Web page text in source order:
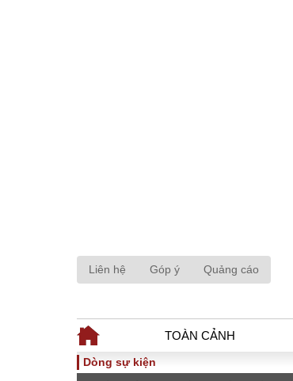
Liên hệ Góp ý Quảng cáo
TOÀN CẢNH
Dòng sự kiện